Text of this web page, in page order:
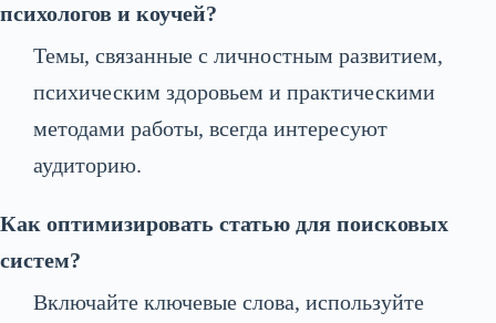
психологов и коучей?
Темы, связанные с личностным развитием,
психическим здоровьем и практическими
методами работы, всегда интересуют
аудиторию.
Как оптимизировать статью для поисковых
систем?
Включайте ключевые слова, используйте